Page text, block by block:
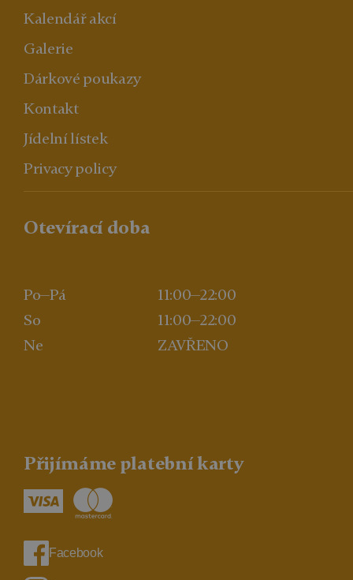
Kalendář akcí
Galerie
Dárkové poukazy
Kontakt
Jídelní lístek
Privacy policy
Otevírací doba
Po—Pá
11:00—22:00
So
11:00—22:00
Ne
ZAVŘENO
Přijímáme platební karty
Facebook